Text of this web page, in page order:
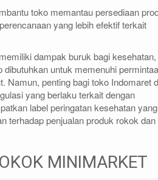
toko memantau persediaan
yang lebih efektif terkait
dampak buruk bagi kesehatan,
untuk memenuhi
Namun, penting bagi toko Indomaret
yang berlaku terkait dengan
label peringatan kesehatan yang
terhadap penjualan produk rokok dan
MINIMARKET